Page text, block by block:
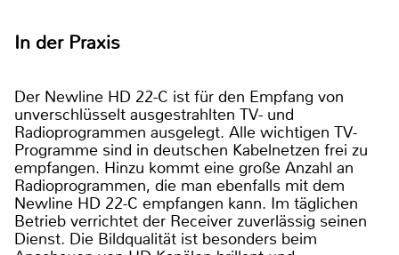
In der Praxis
Der Newline HD 22-C ist für den Empfang von
unverschlüsselt ausgestrahlten TV- und
Radioprogrammen ausgelegt. Alle wichtigen TV-
Programme sind in deutschen Kabelnetzen frei zu
empfangen. Hinzu kommt eine große Anzahl an
Radioprogrammen, die man ebenfalls mit dem
Newline HD 22-C empfangen kann. Im täglichen
Betrieb verrichtet der Receiver zuverlässig seinen
Dienst. Die Bildqualität ist besonders beim